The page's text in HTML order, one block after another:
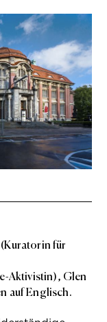
für
Aktivistin), Glen
auf Englisch.